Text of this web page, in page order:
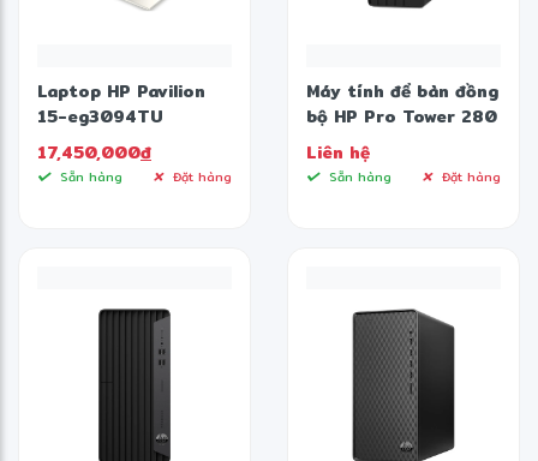
Laptop HP Pavilion
15-eg3094TU
8C5L5PA (Core i5-
1335U | 8GB | 512GB |
Intel Iris Xe | 15.6
17,450,000đ
Sẵn hàng Đặt hàng
Máy tính để bàn đồng
bộ HP Pro Tower 280
G9 B91LWAT (Intel
Core i5-13500 | 8GB
| 512GB | Intel UHD |
Liên hệ
Sẵn hàng Đặt hàng
✻